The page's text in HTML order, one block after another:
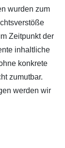
wurden zum
Zeitpunkt der
inhaltliche
konkrete
zumutbar.
werden wir